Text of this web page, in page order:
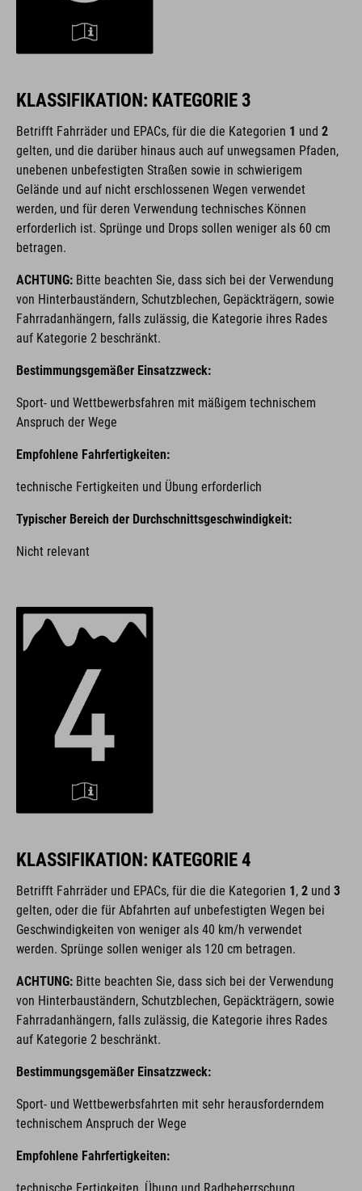
KLASSIFIKATION: KATEGORIE 3
Betrifft Fahrräder und EPACs, für die die Kategorien 1 und 2
gelten, und die darüber hinaus auch auf unwegsamen Pfaden,
unebenen unbefestigten Straßen sowie in schwierigem
Gelände und auf nicht erschlossenen Wegen verwendet
werden, und für deren Verwendung technisches Können
erforderlich ist. Sprünge und Drops sollen weniger als 60 cm
betragen.
ACHTUNG: Bitte beachten Sie, dass sich bei der Verwendung
von Hinterbauständern, Schutzblechen, Gepäckträgern, sowie
Fahrradanhängern, falls zulässig, die Kategorie ihres Rades
auf Kategorie 2 beschränkt.
Bestimmungsgemäßer Einsatzzweck:
Sport- und Wettbewerbsfahren mit mäßigem technischem
Anspruch der Wege
Empfohlene Fahrfertigkeiten:
technische Fertigkeiten und Übung erforderlich
Typischer Bereich der Durchschnittsgeschwindigkeit:
Nicht relevant
KLASSIFIKATION: KATEGORIE 4
Betrifft Fahrräder und EPACs, für die die Kategorien 1, 2 und 3
gelten, oder die für Abfahrten auf unbefestigten Wegen bei
Geschwindigkeiten von weniger als 40 km/h verwendet
werden. Sprünge sollen weniger als 120 cm betragen.
ACHTUNG: Bitte beachten Sie, dass sich bei der Verwendung
von Hinterbauständern, Schutzblechen, Gepäckträgern, sowie
Fahrradanhängern, falls zulässig, die Kategorie ihres Rades
auf Kategorie 2 beschränkt.
Bestimmungsgemäßer Einsatzzweck:
Sport- und Wettbewerbsfahrten mit sehr herausforderndem
technischem Anspruch der Wege
Empfohlene Fahrfertigkeiten:
technische Fertigkeiten, Übung und Radbeherrschung